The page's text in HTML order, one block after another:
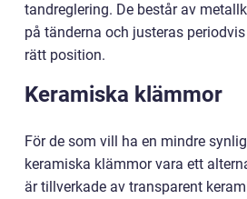
tandreglering. De består av
på tänderna och justeras
rätt position.
Keramiska klämmor
För de som vill ha en mindre
keramiska klämmor vara ett
är tillverkade av transparent